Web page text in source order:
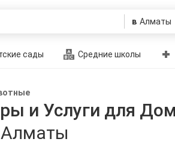
в
сады Средние школы
и Услуги для